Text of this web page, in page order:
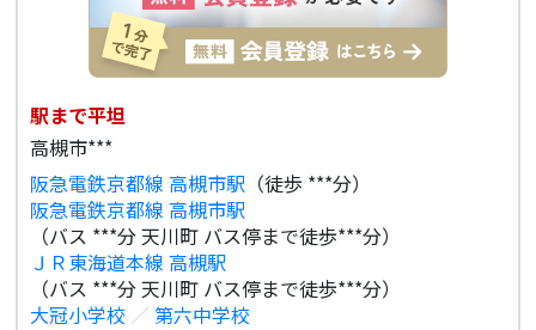
駅まで平坦
高槻市***
阪急電鉄京都線 高槻市駅 （徒歩 ***分）
阪急電鉄京都線 高槻市駅
（バス ***分 天川町 バス停まで徒歩***分）
ＪＲ東海道本線 高槻駅
（バス ***分 天川町 バス停まで徒歩***分）
大冠小学校 ／ 第六中学校